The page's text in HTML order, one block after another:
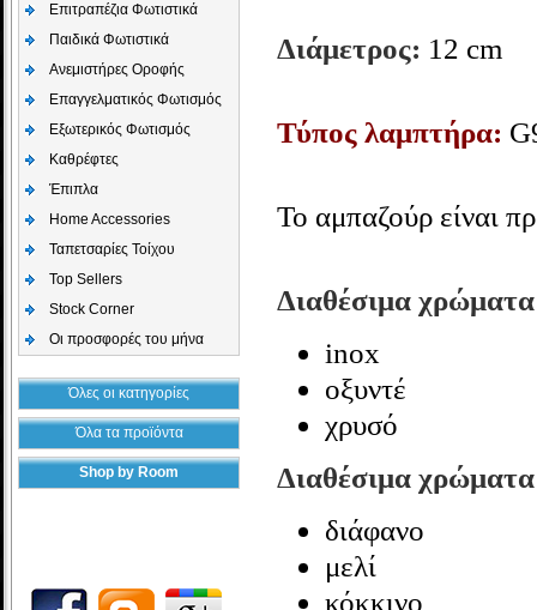
Επιτραπέζια Φωτιστικά
Παιδικά Φωτιστικά
Aνεμιστήρες Οροφής
Επαγγελματικός Φωτισμός
Εξωτερικός Φωτισμός
Καθρέφτες
Έπιπλα
Home Accessories
Ταπετσαρίες Τοίχου
Top Sellers
Stock Corner
Οι προσφορές του μήνα
Όλες οι κατηγορίες
Όλα τα προϊόντα
Shop by Room
Διάμετρος: 12 cm
Τύπος λαμπτήρα:
Το αμπαζούρ είναι
Διαθέσιμα
inox
οξυντέ
χρυσό
Διαθέσιμα
διάφανο
μελί
κόκκινο